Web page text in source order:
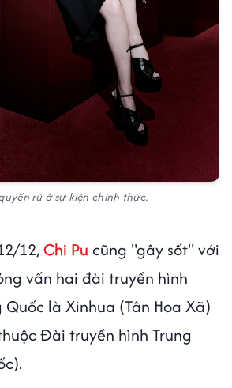
rũ ở sự kiện chính thức.
12,Chi Pu cũng "gây sốt" với
vấn hai đài truyền hình
là Xinhua (Tân Hoa Xã)
Đài truyền hình Trung